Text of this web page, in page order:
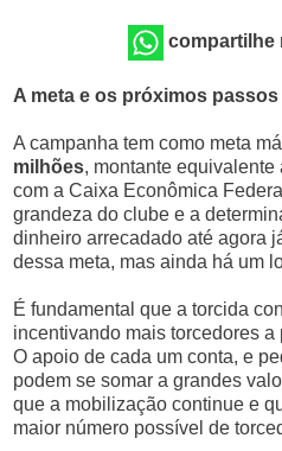
compartilhe
A meta e os próximos passos
A campanha tem como meta
milhões, montante
com a Caixa Econômica
grandeza do clube e a
dinheiro arrecadado até agora
dessa meta, mas ainda há um
É fundamental que a torcida
incentivando mais torcedores
O apoio de cada um conta, e
podem se somar a grandes
que a mobilização continue e
maior número possível de